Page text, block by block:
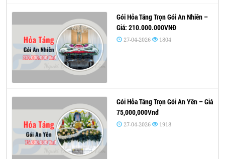
Gói Hỏa Táng Trọn Gói An Nhiên –
Giá: 210.000.000VNĐ
27-04-2026 1804
Gói Hỏa Táng Trọn Gói An Yên – Giá
75,000,000Vnđ
27-04-2026 1918